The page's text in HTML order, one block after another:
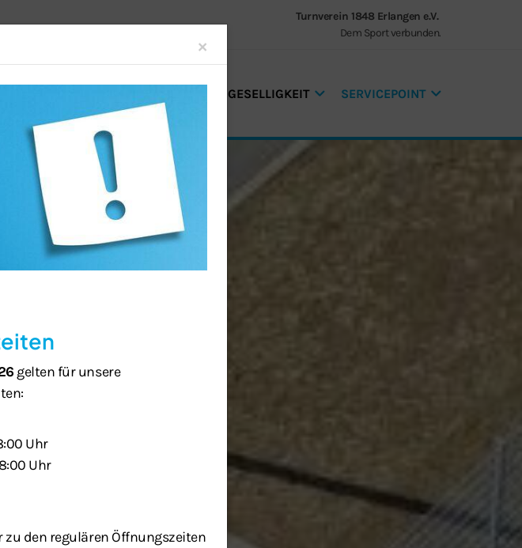
Turnverein 1848 Erlangen e.V.
Dem Sport verbunden.
VERANSTALTUNGEN UND GESELLIGKEIT SERVICEPOINT
×
gelten für unsere
Uhr
Uhr
zu den regulären Öffnungszeiten